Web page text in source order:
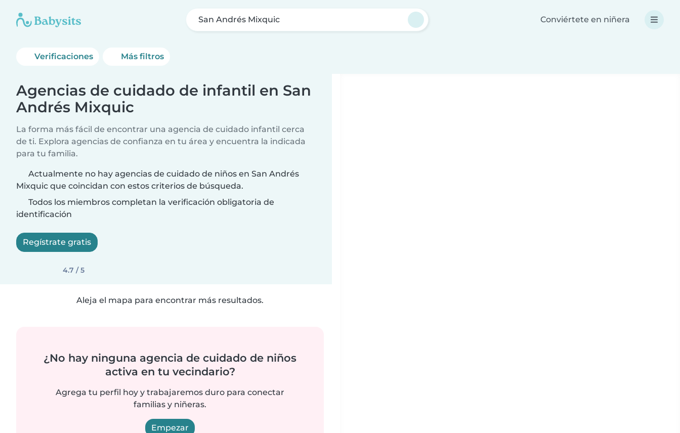
San Andrés Mixquic Conviértete en niñera
Verificaciones Más filtros
Agencias de cuidado de infantil en San
Andrés Mixquic
La forma más fácil de encontrar una agencia de cuidado infantil cerca
de ti. Explora agencias de confianza en tu área y encuentra la indicada
para tu familia.
Actualmente no hay agencias de cuidado de niños en San Andrés
Mixquic que coincidan con estos criterios de búsqueda.
Todos los miembros completan la verificación obligatoria de
identificación
Regístrate gratis
4.7 / 5
Aleja el mapa para encontrar más resultados.
¿No hay ninguna agencia de cuidado de niños
activa en tu vecindario?
Agrega tu perfil hoy y trabajaremos duro para conectar
familias y niñeras.
Empezar